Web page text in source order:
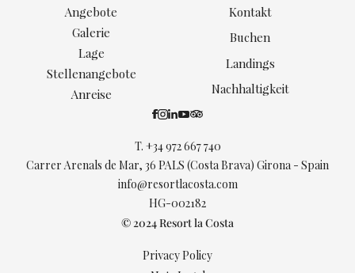
T. +34 972 667 740
Carrer Arenals de Mar, 36 PALS (Costa Brava) Girona - Spain
info@resortlacosta.com
HG-002182
Angebote
Galerie
Lage
Stellenangebote
Anreise
Kontakt
Buchen
Landings
Nachhaltigkeit
© 2024 Resort la Costa
Privacy Policy